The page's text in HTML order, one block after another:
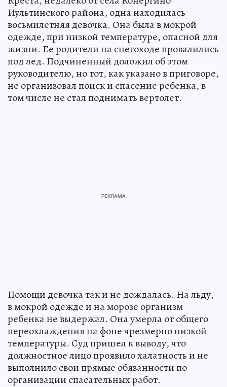
Иультинского района, одна находилась
восьмилетняя девочка. Она была в мокрой
одежде, при низкой температуре, опасной для
жизни. Ее родители на снегоходе провалились
под лед. Подчиненный доложил об этом
руководителю, но тот, как указано в приговоре,
не организовал поиск и спасение ребенка, в
том числе не стал поднимать вертолет.
Помощи девочка так и не дождалась. На льду,
в мокрой одежде и на морозе организм
ребенка не выдержал. Она умерла от общего
переохлаждения на фоне чрезмерно низкой
температуры. Суд пришел к выводу, что
должностное лицо проявило халатность и не
выполнило свои прямые обязанности по
организации спасательных работ.